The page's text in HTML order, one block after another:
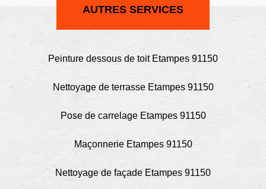
AUTRES SERVICES
Peinture dessous de toit Etampes 91150
Nettoyage de terrasse Etampes 91150
Pose de carrelage Etampes 91150
Maçonnerie Etampes 91150
Nettoyage de façade Etampes 91150